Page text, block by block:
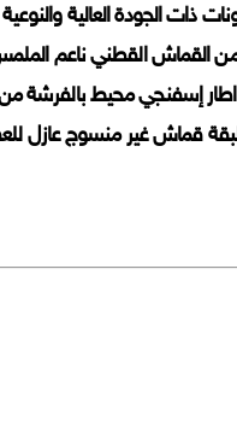
الجودة العالية والنوعية
بطبقة من القماش القطني
: زنبرك 2.2 ملم , اطار